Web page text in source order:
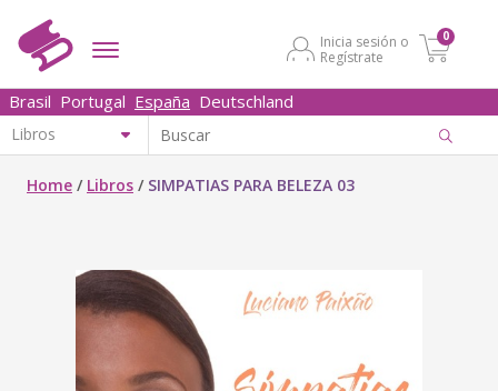
Inicia sesión o
Regístrate
0
Brasil Portugal España Deutschland
Home / Libros / SIMPATIAS PARA BELEZA 03